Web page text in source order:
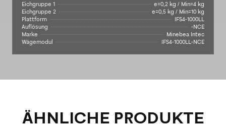
Eichgruppe 1
e=0,2 kg / Min=4 kg
Eichgruppe 2
e=0,5 kg / Min=10 kg
Plattform
IFS4-1000LL
Auflösung
-NCE
Marke
Minebea Intec
Wägemodul
IFS4-1000LL-NCE
ÄHNLICHE PRODUKTE